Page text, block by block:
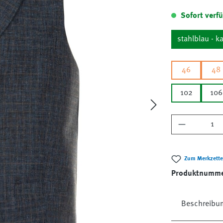
Sofort
stahlblau -
46 48
102 106
Produkt
Zum